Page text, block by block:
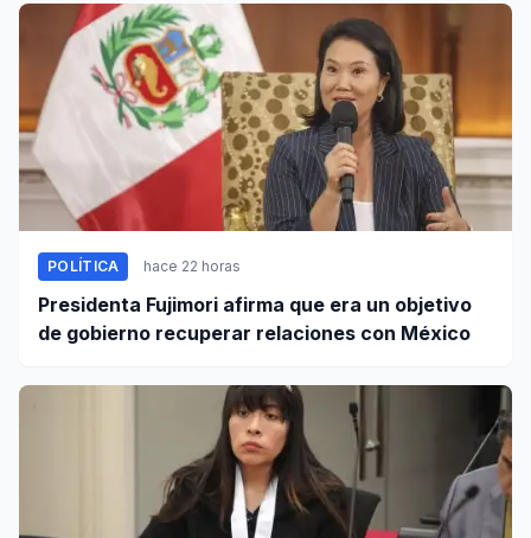
POLÍTICA hace 22 horas
Presidenta Fujimori afirma que era un objetivo
de gobierno recuperar relaciones con México